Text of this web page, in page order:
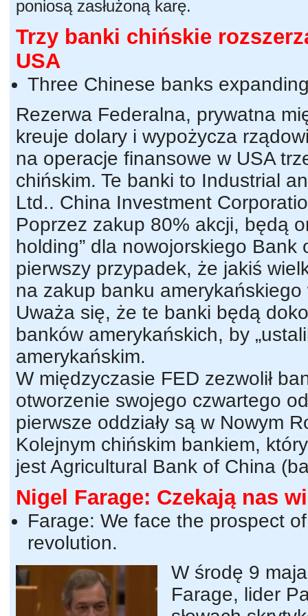
poniosą zasłużoną karę.
Trzy banki chińskie
USA
Three Chinese banks
Rezerwa Federalna, prywatna
kreuje dolary i wypożycza
na operacje finansowe w USA
chińskim. Te banki to Industrial
Ltd.. China Investment
Poprzez zakup 80% akcji, będą
holding” dla nowojorskiego
pierwszy przypadek, że jakiś
na zakup banku amerykańskiego
Uważa się, że te banki będą
banków amerykańskich, by
amerykańskim.
W międzyczasie FED zezwolił
otworzenie swojego czwartego
pierwsze oddziały są w Nowym
Kolejnym chińskim bankiem,
jest Agricultural Bank of China
Nigel Farage: Czekają nas
Farage: We face the prospect
revolution.
W środę 9
Farage, lider